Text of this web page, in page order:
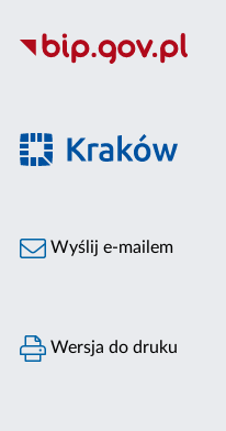
Wyślij e-mailem
Wersja do druku